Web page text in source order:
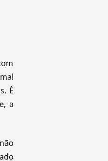
É
a